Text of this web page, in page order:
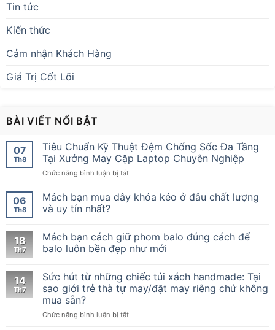
Tin tức
Kiến thức
Cảm nhận Khách Hàng
Giá Trị Cốt Lõi
BÀI VIẾT NỔI BẬT
07
Th8
Tiêu Chuẩn Kỹ Thuật Đệm Chống Sốc Đa Tầng
Tại Xưởng May Cặp Laptop Chuyên Nghiệp
Chức năng bình luận bị tắtở
Chuẩn
Chống
Sốc
Tại
Xưởng
Laptop
06
Th8
Mách bạn mua dây khóa kéo ở đâu chất lượng
và uy tín nhất?
18
Th7
Mách bạn cách giữ phom balo đúng cách để
balo luôn bền đẹp như mới
14
Th7
Sức hút từ những chiếc túi xách handmade: Tại
sao giới trẻ thà tự may/đặt may riêng chứ không
mua sẵn?
Chức năng bình luận bị tắtở